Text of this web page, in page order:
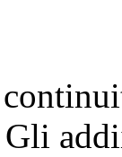
Gli